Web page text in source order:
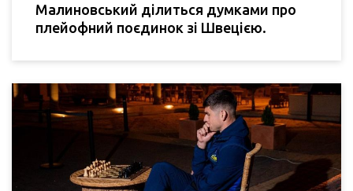
Малиновський ділиться думками про
плейофний поєдинок зі Швецією.